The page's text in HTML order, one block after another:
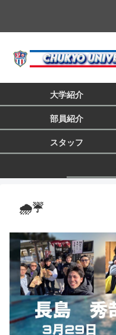
大学紹介
部員紹介
スタッフ
🌧️☔️